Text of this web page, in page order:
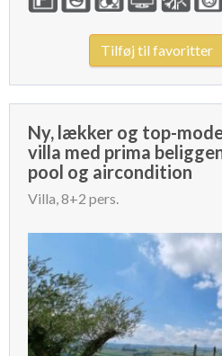
Tilføj til favoritter
Ny, lækker og top-
villa med prima
pool og aircondition
Villa, 8+2 pers.